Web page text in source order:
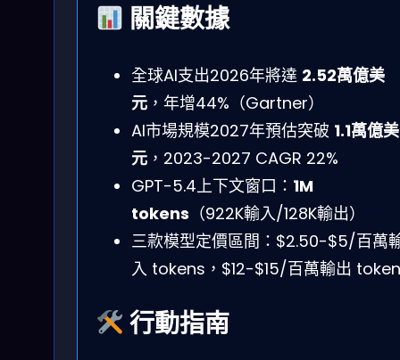
關鍵數據
全球AI支出2026年將達 2.52萬億美
元 ，年增44%（Gartner）
AI市場規模2027年預估突破 1.1萬億美
元 ，2023-2027 CAGR 22%
GPT-5.4上下文窗口： 1M
tokens （922K輸入/128K輸出）
三款模型定價區間：$2.50-$5/百萬
入 tokens，$12-$15/百萬輸出
行動指南